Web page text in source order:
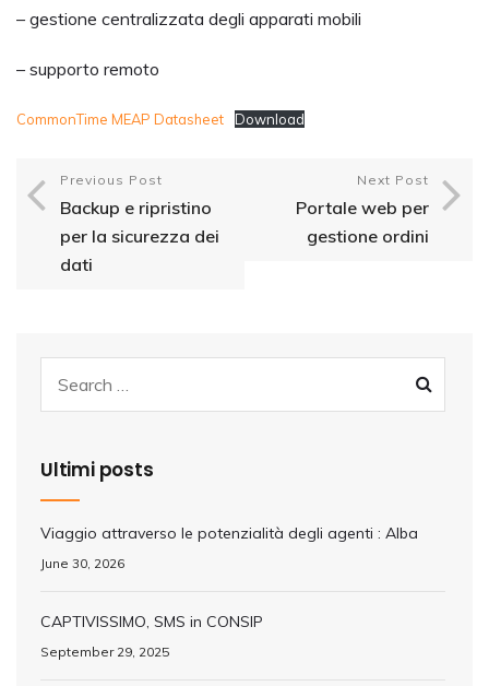
– gestione centralizzata degli apparati mobili
– supporto remoto
CommonTime MEAP Datasheet Download
Previous Post
Backup e ripristino
per la sicurezza dei
dati
Next Post
Portale web per
gestione ordini
Ultimi posts
Viaggio attraverso le potenzialità degli agenti : Alba
June 30, 2026
CAPTIVISSIMO, SMS in CONSIP
September 29, 2025